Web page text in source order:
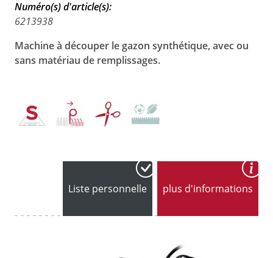
Numéro(s) d'article(s):
6213938
Machine à découper le gazon synthétique, avec ou
sans matériau de remplissages.
Liste personnelle plus d'informations